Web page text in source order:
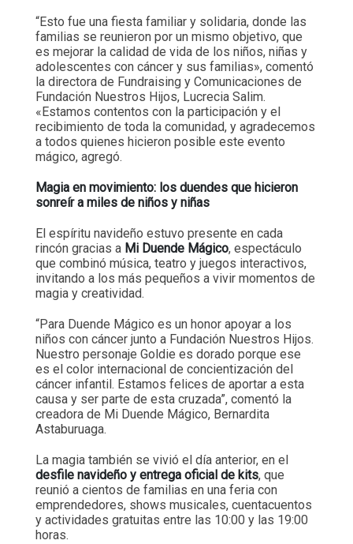
“Esto fue una fiesta familiar y solidaria, donde las
familias se reunieron por un mismo objetivo, que
es mejorar la calidad de vida de los niños, niñas y
adolescentes con cáncer y sus familias», comentó
la directora de Fundraising y Comunicaciones de
Fundación Nuestros Hijos, Lucrecia Salim.
«Estamos contentos con la participación y el
recibimiento de toda la comunidad, y agradecemos
a todos quienes hicieron posible este evento
mágico, agregó.
Magia en movimiento: los duendes que hicieron
sonreír a miles de niños y niñas
El espíritu navideño estuvo presente en cada
rincón gracias a Mi Duende Mágico, espectáculo
que combinó música, teatro y juegos interactivos,
invitando a los más pequeños a vivir momentos de
magia y creatividad.
“Para Duende Mágico es un honor apoyar a los
niños con cáncer junto a Fundación Nuestros Hijos.
Nuestro personaje Goldie es dorado porque ese
es el color internacional de concientización del
cáncer infantil. Estamos felices de aportar a esta
causa y ser parte de esta cruzada”, comentó la
creadora de Mi Duende Mágico, Bernardita
Astaburuaga.
La magia también se vivió el día anterior, en el
desfile navideño y entrega oficial de kits, que
reunió a cientos de familias en una feria con
emprendedores, shows musicales, cuentacuentos
y actividades gratuitas entre las 10:00 y las 19:00
horas.